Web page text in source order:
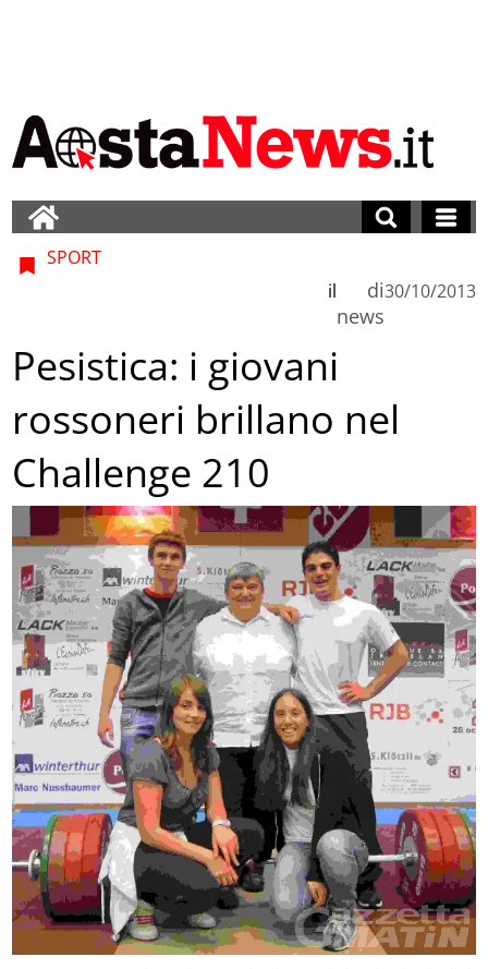
SPORT
di
news
il 30/10/2013
Pesistica: i giovani
rossoneri brillano nel
Challenge 210